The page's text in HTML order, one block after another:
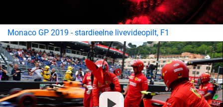
Monaco GP 2019 - stardieelne livevideopilt, F1